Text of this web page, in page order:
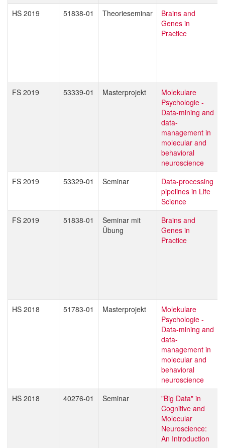
HS 2019
51838-01 Theorieseminar
Brains and
Genes in
Practice
FS 2019 53339-01 Masterprojekt
Molekulare
Psychologie -
Data-mining and
data-
management in
molecular and
behavioral
neuroscience
FS 2019
53329-01 Seminar
Data-processing
pipelines in Life
Science
FS 2019
51838-01
Seminar mit
Übung
Brains and
Genes in
Practice
HS 2018 51783-01 Masterprojekt
Molekulare
Psychologie -
Data-mining and
data-
management in
molecular and
behavioral
neuroscience
HS 2018
40276-01 Seminar
"Big Data" in
Cognitive and
Molecular
Neuroscience:
An Introduction